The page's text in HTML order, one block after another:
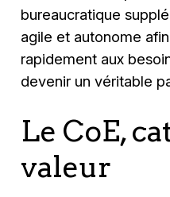
bureaucratique
agile et autonome
rapidement aux
devenir un véritable
Le CoE,
valeur